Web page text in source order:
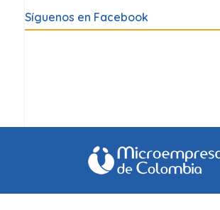
Síguenos en Facebook